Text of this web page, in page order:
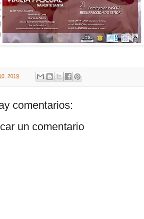
2019
comentarios:
un comentario